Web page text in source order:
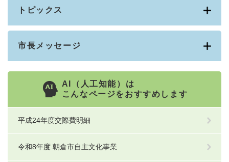
トピックス
市長メッセージ
AI（人工知能）は
こんなページをおすすめします
平成24年度交際費明細
令和8年度 朝倉市自主文化事業